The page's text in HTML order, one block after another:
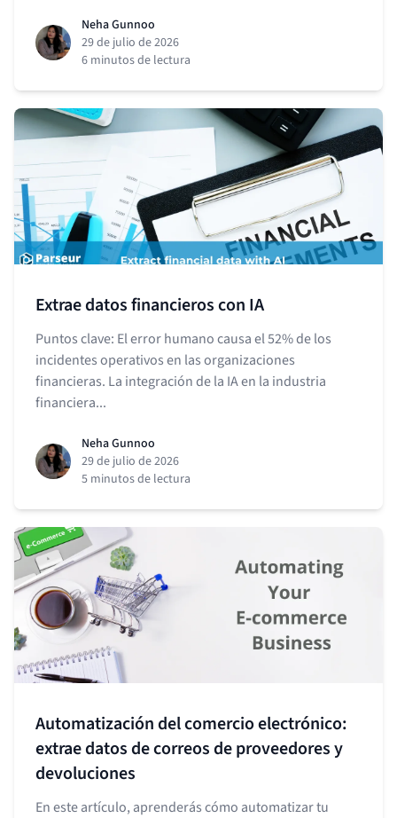
Neha Gunnoo
29 de julio de 2026
6 minutos de lectura
Extrae datos financieros con IA
Puntos clave: El error humano causa el 52% de los
incidentes operativos en las organizaciones
financieras. La integración de la IA en la industria
financiera...
Neha Gunnoo
29 de julio de 2026
5 minutos de lectura
Automatización del comercio electrónico:
extrae datos de correos de proveedores y
devoluciones
En este artículo, aprenderás cómo automatizar tu